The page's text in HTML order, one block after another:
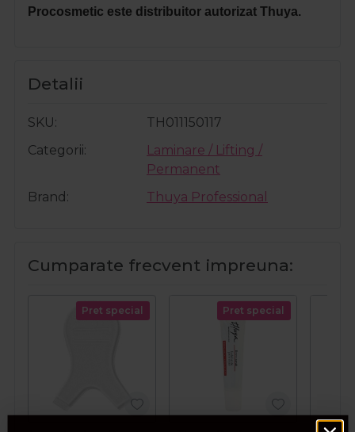
Procosmetic este distribuitor autorizat Thuya.
Detalii
SKU
TH011150117
Categorii
Laminare / Lifting /
Permanent
Brand
Thuya Professional
Cumparate frecvent impreuna:
Pret special Pret special